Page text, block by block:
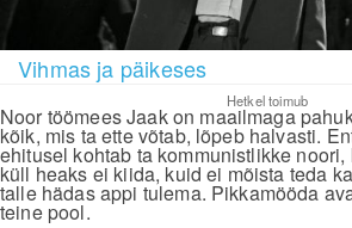
Vihmas ja päikeses
Hetkel toimub
Noor töömees Jaak on maailmaga
kõik, mis ta ette võtab, lõpeb halvasti.
ehitusel kohtab ta kommunistlikke
küll heaks ei kiida, kuid ei mõista teda
talle hädas appi tulema. Pikkamööda
teine pool.